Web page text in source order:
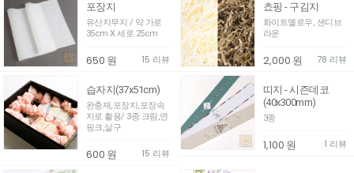
포장지
유산지무지 / 약 가로
35cm X 세로 25cm
650 원 15 리뷰
쵸핑 - 구김지
화이트옐로우, 샌디브
라운
2,000 원 78 리뷰
습자지(37x51cm)
완충재,포장지,포장속
지로 활용/ 3종:크림,연
핑크,살구
600 원 15 리뷰
띠지 - 시즌데코
(40x300mm)
3종
1,100 원 1 리뷰